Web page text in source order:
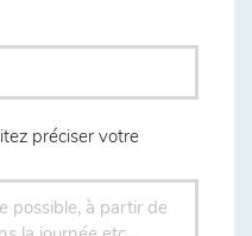
préciser votre